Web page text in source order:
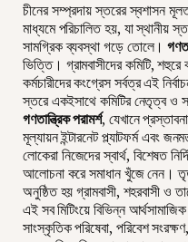
চীনের সম্প্রদায় স্তরের স্বশাসন
মাধ্যমে পরিচালিত হয়, যা স্থানীয়
সামগ্রিক ব্যবস্থা গড়ে তোলে।
ভিত্তি। গ্রামবাসীদের কমিটি, শহুরে
কর্মচারীদের কংগ্রেস সর্বত্র এই
স্তরে একইসাথে কমিটির নেতৃত্ব ও
গণতান্ত্রিক পরামর্শ, যেখানে
মূল্যায়ন ইন্টারনেট প্ল্যাটফর্ম এবং
লোকেরা নিজেদের স্বার্থ, বিশেষত
আলোচনা করে সমাধান খুঁজে নেন।
অনুষ্ঠিত হয় গ্রামবাসী, শহরবাসী ও
এই সব মিটিংয়ে বিভিন্ন
সাংস্কৃতিক পরিষেবা, পরিবেশ